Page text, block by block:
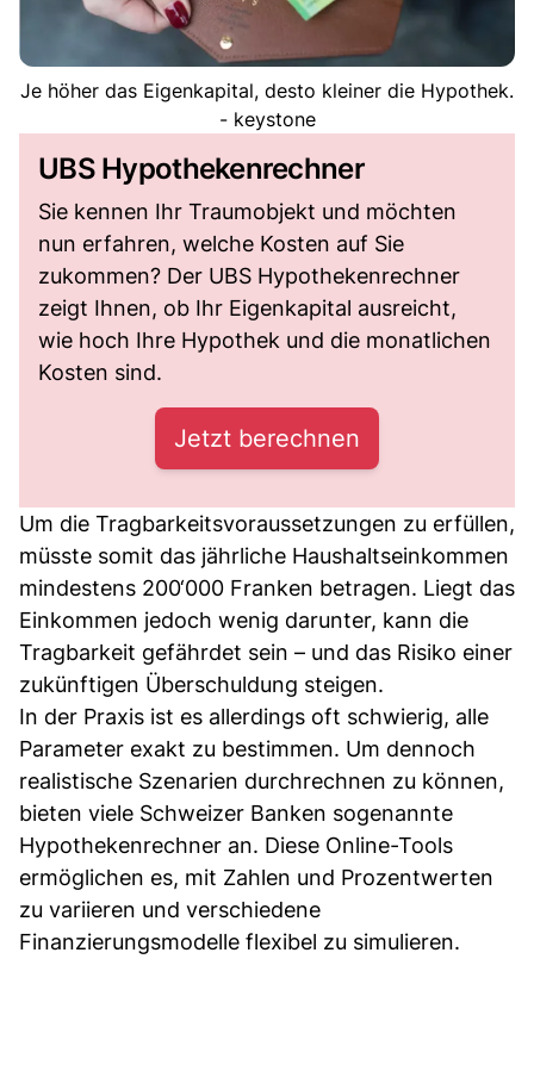
Je höher das Eigenkapital, desto kleiner die Hypothek.
- keystone
UBS Hypothekenrechner
Sie kennen Ihr Traumobjekt und möchten
nun erfahren, welche Kosten auf Sie
zukommen? Der UBS Hypothekenrechner
zeigt Ihnen, ob Ihr Eigenkapital ausreicht,
wie hoch Ihre Hypothek und die monatlichen
Kosten sind.
Jetzt berechnen
Um die Tragbarkeitsvoraussetzungen zu erfüllen,
müsste somit das jährliche Haushaltseinkommen
mindestens 200‘000 Franken betragen. Liegt das
Einkommen jedoch wenig darunter, kann die
Tragbarkeit gefährdet sein – und das Risiko einer
zukünftigen Überschuldung steigen.
In der Praxis ist es allerdings oft schwierig, alle
Parameter exakt zu bestimmen. Um dennoch
realistische Szenarien durchrechnen zu können,
bieten viele Schweizer Banken sogenannte
Hypothekenrechner an. Diese Online-Tools
ermöglichen es, mit Zahlen und Prozentwerten
zu variieren und verschiedene
Finanzierungsmodelle flexibel zu simulieren.